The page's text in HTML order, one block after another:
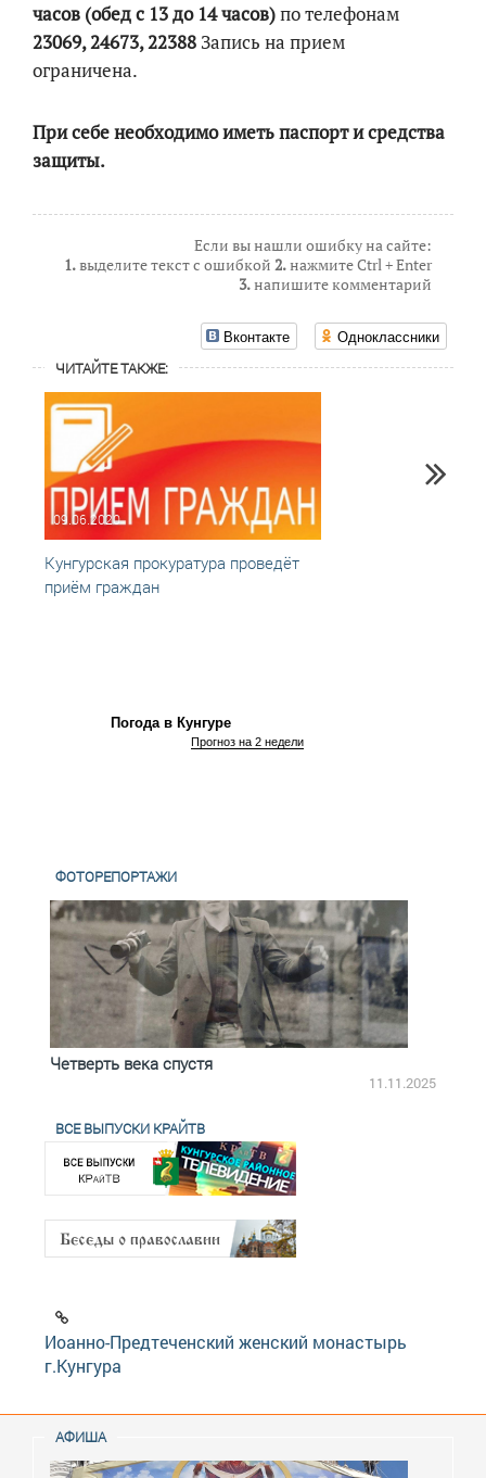
часов (обед с 13 до 14 часов)по телефонам
23069, 24673, 22388 Запись на прием
ограничена.
При себе необходимо иметь паспорт и средства
защиты.
Если вы нашли ошибку на сайте:
1.выделите текст с ошибкой 2.нажмите Ctrl + Enter
3.напишите комментарий
Вконтакте Одноклассники
ЧИТАЙТЕ ТАКЖЕ:
09.06.2020
Кунгурская прокуратура проведёт
приём граждан
Погода в Кунгуре
Прогноз на 2 недели
ФОТОРЕПОРТАЖИ
Четверть века спустя
11.11.2025
ВСЕ ВЫПУСКИ КРАЙТВ
Иоанно-Предтеченский женский монастырь
г.Кунгура
АФИША